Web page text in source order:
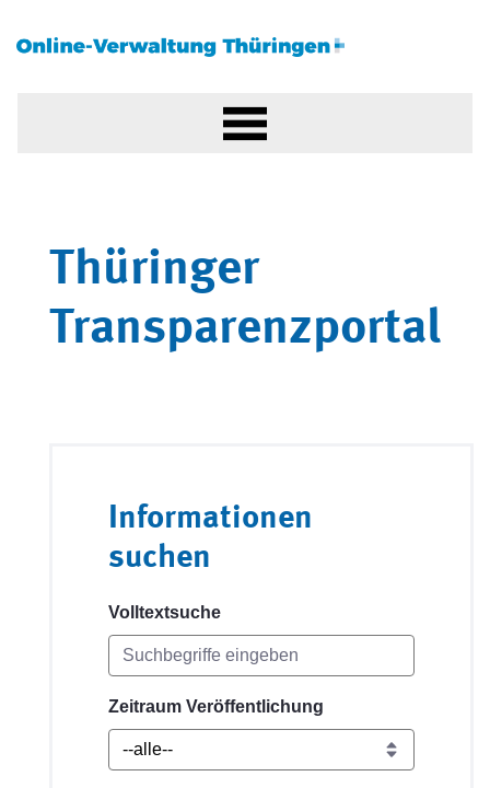
Thüringer
Transparenzportal
Informationen
suchen
Volltextsuche
Zeitraum Veröffentlichung